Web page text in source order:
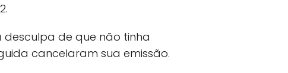
desculpa de que não tinha
cancelaram sua emissão.